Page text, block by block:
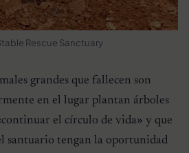
Rescue Sanctuary
grandes que fallecen son
en el lugar plantan árboles
el círculo de vida» y que
santuario tengan la oportunidad